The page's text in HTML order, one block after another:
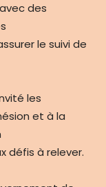
des
le suivi de
les
et à la
défis à relever.